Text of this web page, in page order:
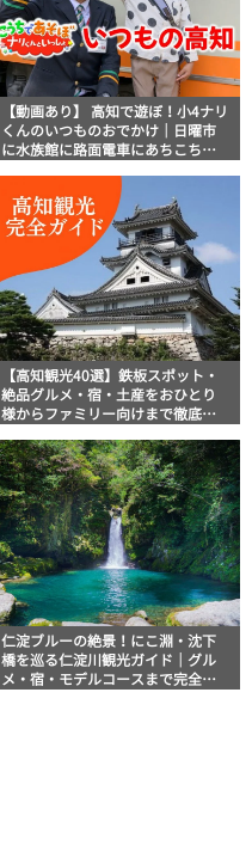
【動画あり】 高知で遊ぼ！小4ナリ
くんのいつものおでかけ｜日曜市
に水族館に路面電車にあちこち巡
【高知観光40選】鉄板スポット・
絶品グルメ・宿・土産をおひとり
様からファミリー向けまで徹底解
仁淀ブルーの絶景！にこ淵・沈下
橋を巡る仁淀川観光ガイド｜グル
メ・宿・モデルコースまで完全網